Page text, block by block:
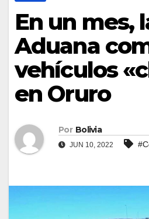
En un mes,
Aduana
vehículos
en Oruro
Por Bolivia
JUN 10, 2022